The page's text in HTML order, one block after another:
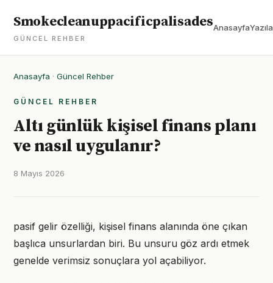
Smokecleanuppacificpalisades
GÜNCEL REHBER
Anasayfa
Anasayfa · Güncel Rehber
GÜNCEL REHBER
Altı günlük kişisel finans planı
ve nasıl uygulanır?
8 Mayıs 2026
pasif gelir özelliği, kişisel finans alanında öne çıkan
başlıca unsurlardan biri. Bu unsuru göz ardı etmek
genelde verimsiz sonuçlara yol açabiliyor.